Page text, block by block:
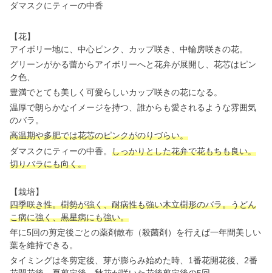
ダマスクにティーの中香
【花】
アイボリー地に、中心ピンク、カップ咲き、中輪房咲きの花。
グリーンがかる蕾からアイボリーへと花弁が展開し、花芯はピン
ク色、
豊満でとても美しく可愛らしいカップ咲きの花になる。
温厚で朗らかなイメージを持つ、誰からも愛されるような雰囲気
のバラ。
高温期や多肥では花芯のピンクがのりづらい。
ダマスクにティーの中香。 しっかりとした花弁で花もちも良い。
切りバラにも向く。
【栽培】
四季咲き性。樹勢が強く、耐病性も強い木立樹形のバラ。うどん
こ病に強く、黒星病にも強い。
年に5回の剪定後ごとの薬剤散布（殺菌剤）を行えば一年間美しい
葉を維持できる。
タイミングは冬剪定後、芽が膨らみ始めた時、1番花開花後、2番